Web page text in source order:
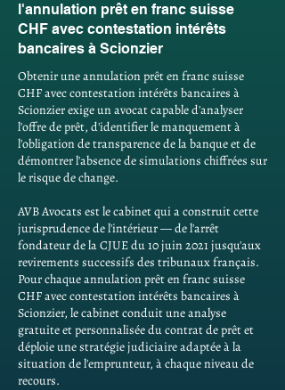
l'annulation prêt en franc suisse
CHF avec contestation intérêts
bancaires à Scionzier
Obtenir une annulation prêt en franc suisse
CHF avec contestation intérêts bancaires à
Scionzier exige un avocat capable d'analyser
l'offre de prêt, d'identifier le manquement à
l'obligation de transparence de la banque et de
démontrer l'absence de simulations chiffrées sur
le risque de change.
AVB Avocats est le cabinet qui a construit cette
jurisprudence de l'intérieur — de l'arrêt
fondateur de la CJUE du 10 juin 2021 jusqu'aux
revirements successifs des tribunaux français.
Pour chaque annulation prêt en franc suisse
CHF avec contestation intérêts bancaires à
Scionzier, le cabinet conduit une analyse
gratuite et personnalisée du contrat de prêt et
déploie une stratégie judiciaire adaptée à la
situation de l'emprunteur, à chaque niveau de
recours.